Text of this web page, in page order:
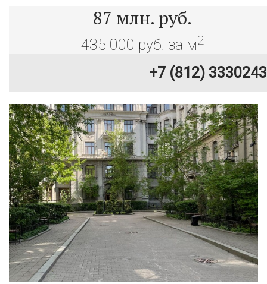
87 млн. руб.
435 000 руб. за м2
+7 (812) 3330243